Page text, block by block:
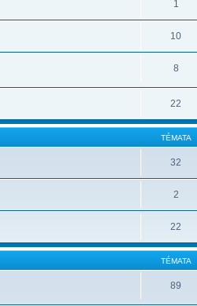
1
10
8
22
TÉMATA
32
2
22
TÉMATA
89